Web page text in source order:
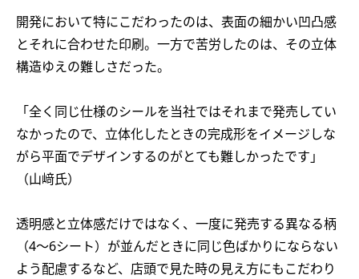
開発において特にこだわったのは、表面の細かい凹凸感
とそれに合わせた印刷。一方で苦労したのは、その立体
構造ゆえの難しさだった。
「全く同じ仕様のシールを当社ではそれまで発売してい
なかったので、立体化したときの完成形をイメージしな
がら平面でデザインするのがとても難しかったです」
（山﨑氏）
透明感と立体感だけではなく、一度に発売する異なる柄
（4～6シート）が並んだときに同じ色ばかりにならない
よう配慮するなど、店頭で見た時の見え方にもこだわり